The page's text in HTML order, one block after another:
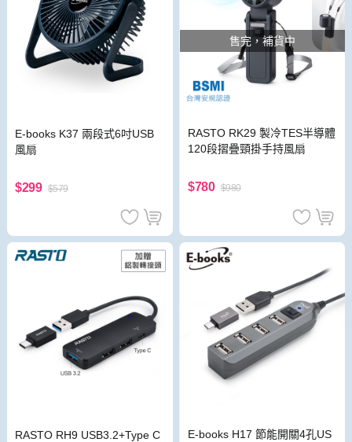
E-books K37 兩段式6吋USB
風扇
$299 $579
售完，補貨中
RASTO RK29 製冷TES半導體
120段摺疊頸掛手持風扇
$780 $980
RASTO RH9 USB3.2+Type C
E-books H17 節能開關4孔US